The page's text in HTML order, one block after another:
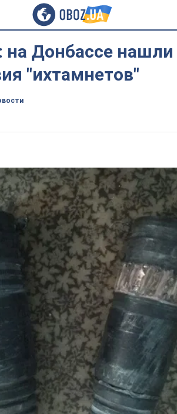
на Донбассе
"ихтамнетов"